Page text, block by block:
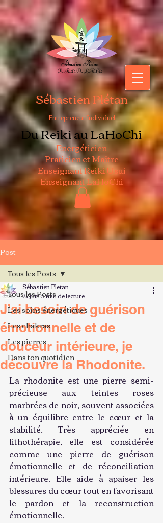
Sébastien Plétan
Entrepreneur Individuel
Du Reiki au LaHoChi
Energéticien
Praticien et Maître
Enseignant Reiki Usui
Enseignant LaHoChi
Post
Tous les Posts
Les soins énergétiques
Les chakras
Les pierres
Dans ton quotidien
Tous les Posts
J’ai besoin de guérison
émotionnelle et de
douceur intérieure, je
découvre la Rhodonite.
Sébastien Pletan
27 juin5 min de lecture
La rhodonite est une pierre semi-
précieuse aux teintes roses
marbrées de noir, souvent associées
à un équilibre entre le cœur et la
stabilité. Très appréciée en
lithothérapie, elle est considérée
comme une pierre de guérison
émotionnelle et de réconciliation
intérieure. Elle aide à apaiser les
blessures du cœur tout en favorisant
le pardon et la reconstruction
émotionnelle.